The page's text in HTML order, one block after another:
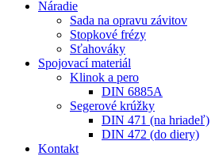
Náradie
Sada na opravu závitov
Stopkové frézy
Sťahováky
Spojovací materiál
Klinok a pero
DIN 6885A
Segerové krúžky
DIN 471 (na hriadeľ)
DIN 472 (do diery)
Kontakt